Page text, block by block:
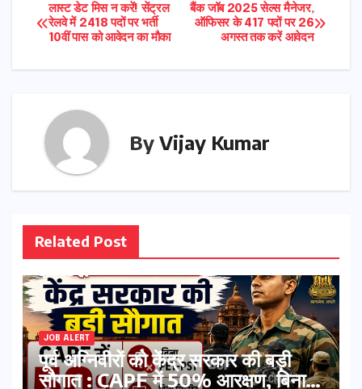
Post
navigation
बैंक जॉब 2025 सेल्स मैनेजर,
ऑफिसर के 417 पदों पर 26
अगस्त तक करें आवेदन
लास्ट डेट मिस न करें! सेंट्रल
रेलवे में 2418 पदों पर भर्ती
10वीं पास को आवेदन का मौका
By Vijay Kumar
Related Post
JOB ALERT
पूर्व अग्निवीरों को केंद्र सरकार की बड़ी
सौगात : CAPF में 50% आरक्षण, बिना